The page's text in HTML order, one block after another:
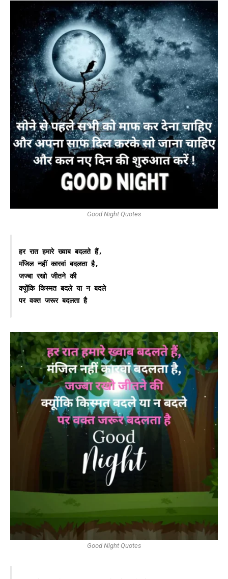
Good Night Quotes
हर रात हमारे ख्वाब बदलते हैं,
मंजिल नहीं कारवां बदलता है,
जज्‍बा रखो जीतने की
क्यूोंकि किस्मत बदले या न बदले
पर वक्‍त जरूर बदलता है
Good Night Quotes